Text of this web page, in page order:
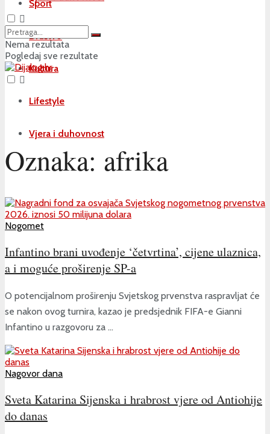
Sport
Društvo
Kultura
Lifestyle
Vjera i duhovnost
Nema rezultata
Pogledaj sve rezultate
Oznaka: afrika
Nogomet
Infantino brani uvođenje ‘četvrtina’, cijene ulaznica,
a i moguće proširenje SP-a
O potencijalnom proširenju Svjetskog prvenstva raspravljat će
se nakon ovog turnira, kazao je predsjednik FIFA-e Gianni
Infantino u razgovoru za ...
Nagovor dana
Sveta Katarina Sijenska i hrabrost vjere od Antiohije
do danas